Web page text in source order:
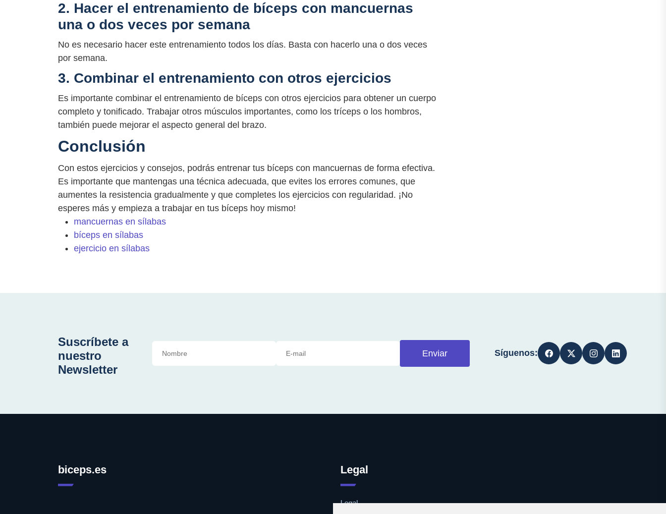
2. Hacer el entrenamiento de bíceps con mancuernas
una o dos veces por semana
No es necesario hacer este entrenamiento todos los días. Basta con hacerlo una o dos veces
por semana.
3. Combinar el entrenamiento con otros ejercicios
Es importante combinar el entrenamiento de bíceps con otros ejercicios para obtener un cuerpo
completo y tonificado. Trabajar otros músculos importantes, como los tríceps o los hombros,
también puede mejorar el aspecto general del brazo.
Conclusión
Con estos ejercicios y consejos, podrás entrenar tus bíceps con mancuernas de forma efectiva.
Es importante que mantengas una técnica adecuada, que evites los errores comunes, que
aumentes la resistencia gradualmente y que completes los ejercicios con regularidad. ¡No
esperes más y empieza a trabajar en tus bíceps hoy mismo!
mancuernas en sílabas
bíceps en sílabas
ejercicio en sílabas
Suscríbete a
nuestro
Newsletter
Enviar Síguenos:
biceps.es Legal
Legal